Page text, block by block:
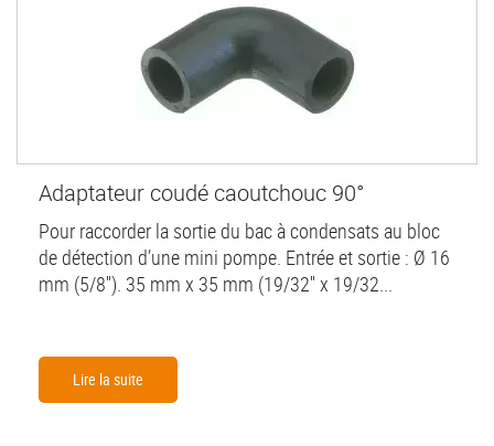
Adaptateur coudé caoutchouc 90°
Pour raccorder la sortie du bac à condensats au bloc
de détection d’une mini pompe. Entrée et sortie : Ø 16
mm (5/8''). 35 mm x 35 mm (19/32'' x 19/32...
Lire la suite